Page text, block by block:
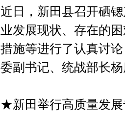
近日，新田县召开硒
业发展现状、存在的
措施等进行了认真讨
委副书记、统战部长
★新田举行高质量发